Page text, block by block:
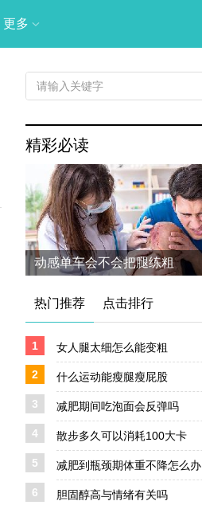
更多
精彩必读
动感单车会不会把腿练粗
热门推荐 点击排行
1 女人腿太细怎么能变粗
2 什么运动能瘦腿瘦屁股
3 减肥期间吃泡面会反弹吗
4 散步多久可以消耗100大卡
5 减肥到瓶颈期体重不降怎么办
6 胆固醇高与情绪有关吗